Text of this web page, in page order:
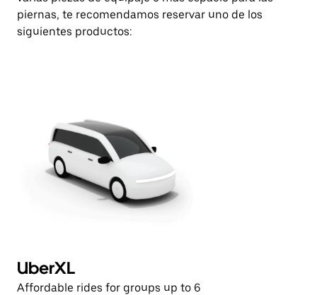
piernas, te recomendamos reservar uno de los
siguientes productos:
UberXL
Affordable rides for groups up to 6